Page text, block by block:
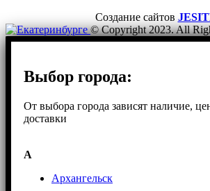
Создание сайтов
© Copyright 2023. All
Выбор города:
От выбора города зависят наличие,
доставки
А
Архангельск